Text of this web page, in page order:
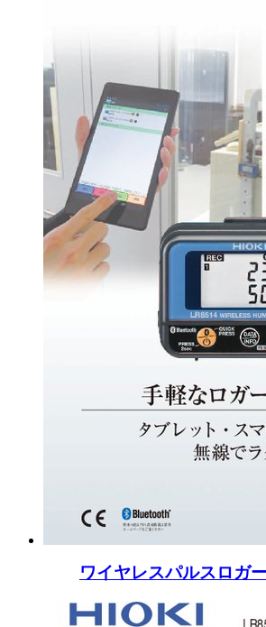
ワイヤレスパルスロガ